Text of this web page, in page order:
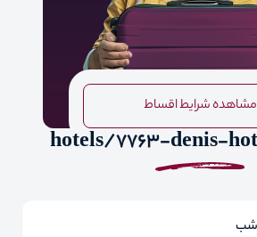
مشاهده شرایط اقساط